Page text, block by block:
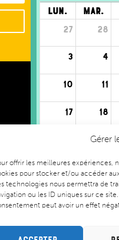
Gérer
offrir les meilleures expériences,
pour stocker et/ou accéder
technologies nous permettra de
ou les ID uniques sur ce
peut avoir un effet
lun. mar.
27
28
3 4
10 11
17 18
25
31 1
jeunesse et sport
du Grand Nancy